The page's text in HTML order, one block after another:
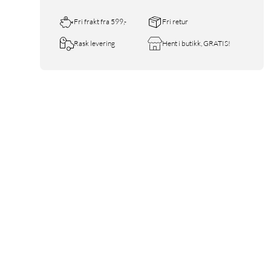
Fri frakt fra 599,- Fri retur
Rask levering Hent i butikk, GRATIS!